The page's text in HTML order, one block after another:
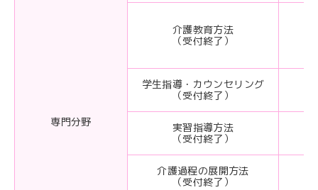
専門分野
介護教育方法
（受付終了）
学生指導・カウンセリング
（受付終了）
実習指導方法
（受付終了）
介護過程の展開方法
（受付終了）